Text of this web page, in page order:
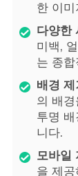
한 이
다양한
미백,
는 종
배경
의 배
투명
니다.
모바일
을 제